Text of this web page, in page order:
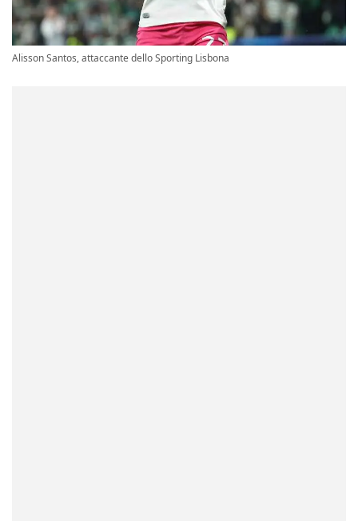
Alisson Santos, attaccante dello Sporting Lisbona